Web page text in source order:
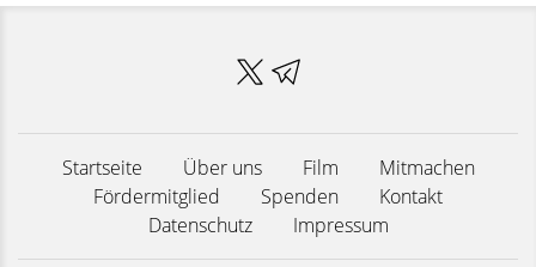
Startseite Über uns Film
Mitmachen
Fördermitglied
Spenden
Kontakt
Datenschutz
Impressum